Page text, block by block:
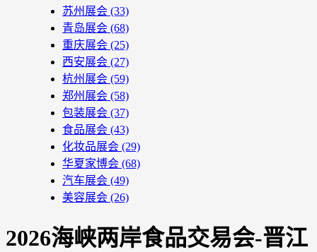
苏州展会 (33)
青岛展会 (68)
重庆展会 (25)
西安展会 (27)
杭州展会 (59)
郑州展会 (58)
包装展会 (37)
食品展会 (43)
化妆品展会 (29)
华夏家博会 (68)
汽车展会 (49)
美容展会 (26)
2026海峡两岸食品交易会-晋江